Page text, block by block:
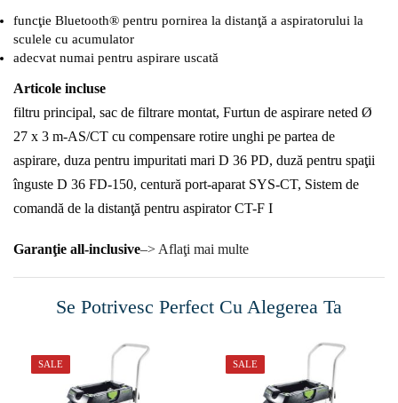
funcţie Bluetooth® pentru pornirea la distanţă a aspiratorului la
sculele cu acumulator
adecvat numai pentru aspirare uscată
Articole incluse
filtru principal, sac de filtrare montat, Furtun de aspirare neted Ø
27 x 3 m-AS/CT cu compensare rotire unghi pe partea de
aspirare, duza pentru impuritati mari D 36 PD, duză pentru spaţii
înguste D 36 FD-150, centură port-aparat SYS-CT, Sistem de
comandă de la distanţă pentru aspirator CT-F I
Garanţie all-inclusive–> Aflaţi mai multe
Se Potrivesc Perfect Cu Alegerea Ta
SALE SALE